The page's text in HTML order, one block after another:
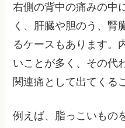
右側の背中の痛みの中
く、肝臓や胆のう、腎
るケースもあります。
いことが多く、その代
関連痛として出てくる
例えば、脂っこいもの